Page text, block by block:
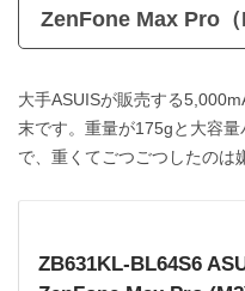
ZenFone Max Pro（
大手ASUISが販売する
末です。重量が175gと大容
で、重くてごつごつしたのは
ZB631KL-BL64S6